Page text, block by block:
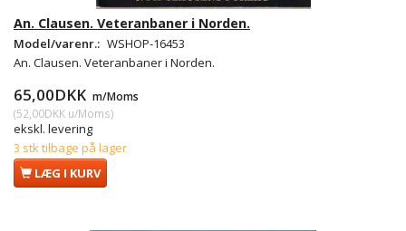
An. Clausen. Veteranbaner i Norden.
Model/varenr.: WSHOP-16453
An. Clausen. Veteranbaner i Norden.
65,00DKK m/Moms
(52,00DKK u/Moms)
ekskl. levering
3 stk tilbage på lager
LÆG I KURV